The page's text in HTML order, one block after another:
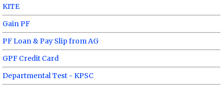
KITE
Gain PF
PF Loan & Pay Slip from AG
GPF Credit Card
Departmental Test - KPSC